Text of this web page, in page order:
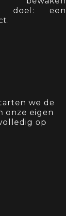
doel: een
we de
onze eigen
op